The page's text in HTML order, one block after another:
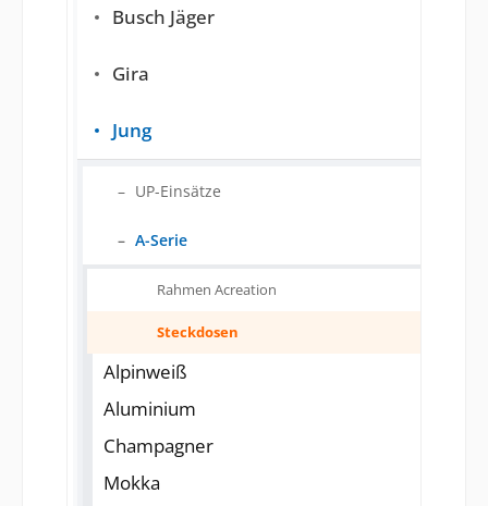
Busch Jäger
Gira
Jung
UP-Einsätze
A-Serie
Rahmen Acreation
Steckdosen
Alpinweiß
Aluminium
Champagner
Mokka